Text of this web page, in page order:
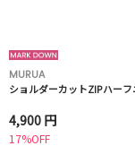
MURUA
ショルダーカットZIPハーフ
4,900 円
17%OFF